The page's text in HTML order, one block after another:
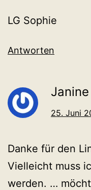
LG Sophie
Antworten
Janine
25. Juni
Danke für den
Vielleicht muss
werden. …